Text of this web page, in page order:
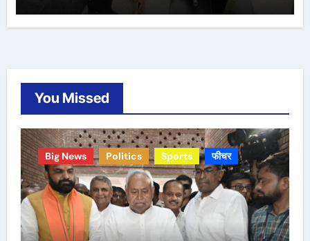
You Missed
Big News Politics Sports फीचर